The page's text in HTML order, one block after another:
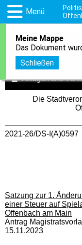
Menü
Meine Mappe
Das Dokument
Schließen
In meine Mappe
Druckansicht
Anlagen und
Die
2021-26/DS-I(A)0597
Satzung zur 1.
einer Steuer auf
Offenbach am Main
Antrag
15.11.2023